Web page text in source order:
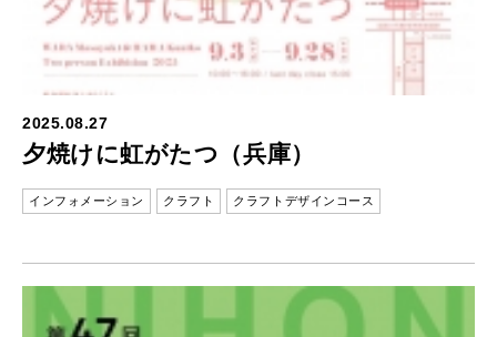
2025.08.27
夕焼けに虹がたつ（兵庫）
インフォメーション クラフト クラフトデザインコース